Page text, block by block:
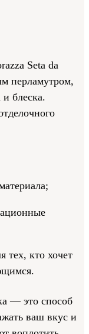
Seta da
перламутром,
и блеска.
тех, кто хочет
— это способ
ваш вкус и